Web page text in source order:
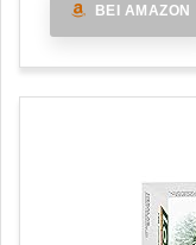
BEI AMAZON